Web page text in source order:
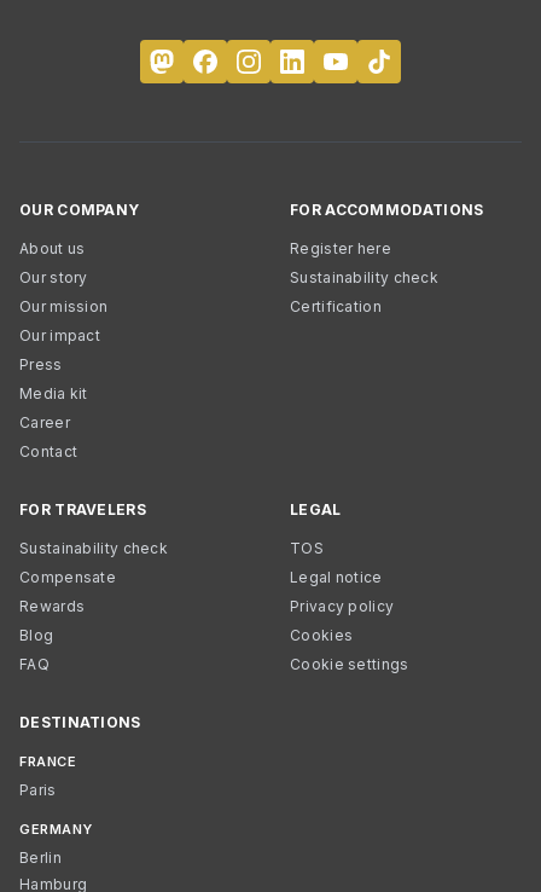
OUR COMPANY
About us
Our story
Our mission
Our impact
Press
Media kit
Career
Contact
FOR ACCOMMODATIONS
Register here
Sustainability check
Certification
FOR TRAVELERS
Sustainability check
Compensate
Rewards
Blog
FAQ
LEGAL
TOS
Legal notice
Privacy policy
Cookies
Cookie settings
DESTINATIONS
FRANCE
Paris
GERMANY
Berlin
Hamburg